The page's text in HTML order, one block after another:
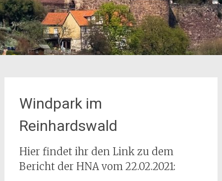
Windpark im
Reinhardswald
Hier findet ihr den Link zu dem
Bericht der HNA vom 22.02.2021: